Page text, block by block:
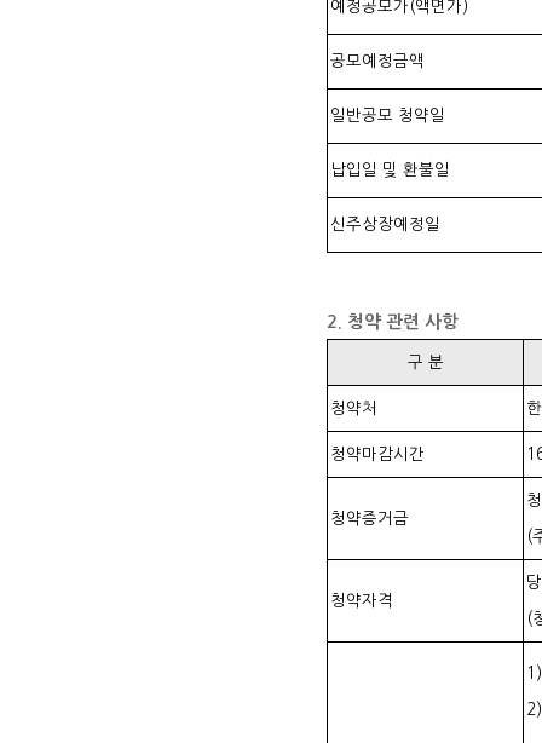
예정공모가(액면가)
공모예정금액
일반공모 청약일
납입일 및 환불일
신주상장예정일
2. 청약 관련 사항
구 분
청약처
청약마감시간
청약증거금
(
청약자격
(